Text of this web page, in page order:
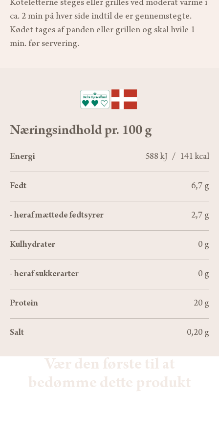
Næringsindhold pr. 100 g
Energi 588 kJ / 141 kcal
Fedt 6,7 g
- heraf mættede fedtsyrer 2,7 g
Kulhydrater 0 g
- heraf sukkerarter 0 g
Protein 20 g
Salt 0,20 g
Koteletterne steges eller grilles ved moderat varme i
ca. 2 min på hver side indtil de er gennemstegte.
Kødet tages af panden eller grillen og skal hvile 1
min. før servering.
Vær den første til at
bedømme dette produkt